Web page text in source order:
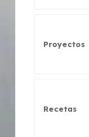
Proyectos
Recetas